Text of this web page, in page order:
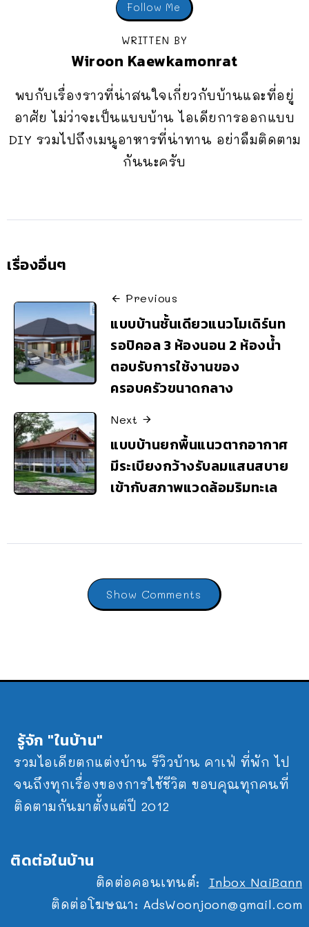
Follow Me
WRITTEN BY
Wiroon Kaewkamonrat
พบกับเรื่องราวที่น่าสนใจเกี่ยวกับบ้านและที่อยู่
อาศัย ไม่ว่าจะเป็นแบบบ้าน ไอเดียการออกแบบ
DIY รวมไปถึงเมนูอาหารที่น่าทาน อย่าลืมติดตาม
กันนะครับ
เรื่องอื่นๆ
Previous
แบบบ้านชั้นเดียวแนวโมเดิร์นท
รอปิคอล 3 ห้องนอน 2 ห้องน้ำ
ตอบรับการใช้งานของ
ครอบครัวขนาดกลาง
Next
แบบบ้านยกพื้นแนวตากอากาศ
มีระเบียงกว้างรับลมแสนสบาย
เข้ากับสภาพแวดล้อมริมทะเล
Show Comments
รู้จัก "ในบ้าน"
รวมไอเดียตกแต่งบ้าน รีวิวบ้าน คาเฟ่ ที่พัก ไป
จนถึงทุกเรื่องของการใช้ชีวิต ขอบคุณทุกคนที่
ติดตามกันมาตั้งแต่ปี 2012
ติดต่อในบ้าน
ติดต่อคอนเทนต์: Inbox NaiBann
ติดต่อโฆษณา: AdsWoonjoon@gmail.com